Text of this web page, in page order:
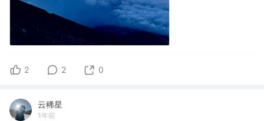
2 2 0
云稀星
1年前